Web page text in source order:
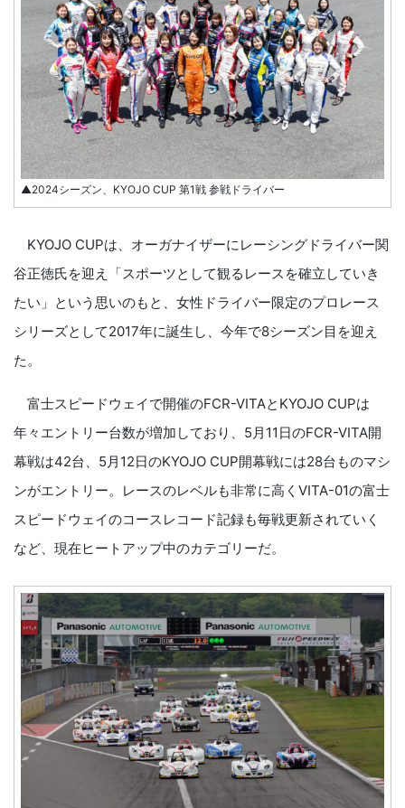
▲2024シーズン、KYOJO CUP 第1戦 参戦ドライバー
KYOJO CUPは、オーガナイザーにレーシングドライバー関
谷正徳氏を迎え「スポーツとして観るレースを確立していき
たい」という思いのもと、女性ドライバー限定のプロレース
シリーズとして2017年に誕生し、今年で8シーズン目を迎え
た。
富士スピードウェイで開催のFCR-VITAとKYOJO CUPは
年々エントリー台数が増加しており、5月11日のFCR-VITA開
幕戦は42台、5月12日のKYOJO CUP開幕戦には28台ものマシ
ンがエントリー。レースのレベルも非常に高くVITA-01の富士
スピードウェイのコースレコード記録も毎戦更新されていく
など、現在ヒートアップ中のカテゴリーだ。